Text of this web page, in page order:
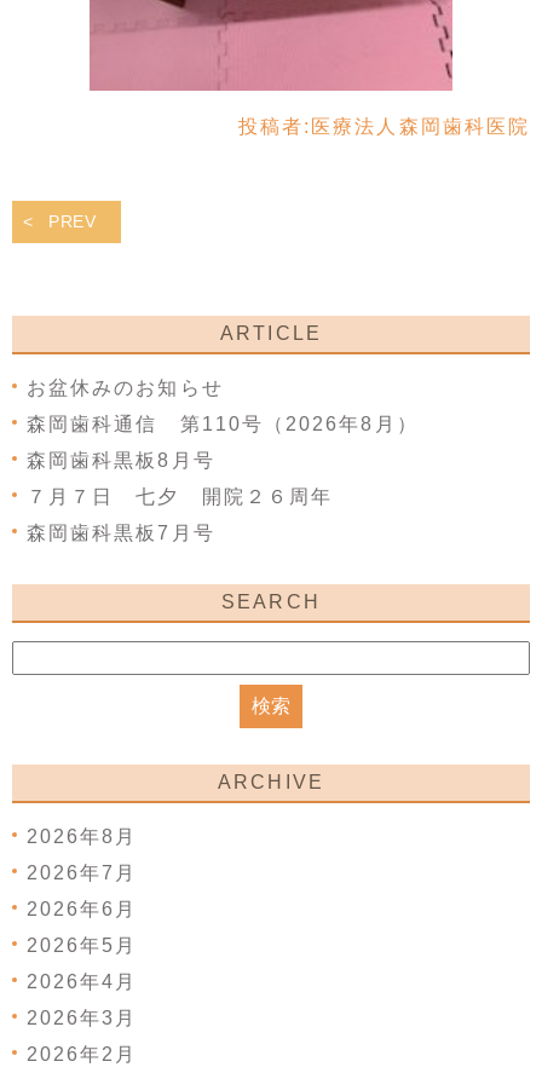
投稿者: 医療法人森岡歯科医院
PREV
ARTICLE
お盆休みのお知らせ
森岡歯科通信 第110号（2026年8月）
森岡歯科黒板8月号
７月７日 七夕 開院２６周年
森岡歯科黒板7月号
SEARCH
ARCHIVE
2026年8月
2026年7月
2026年6月
2026年5月
2026年4月
2026年3月
2026年2月